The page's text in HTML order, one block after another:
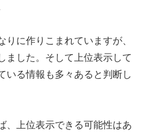
りに作りこまれていますが、
ました。そして上位表示して
いる情報も多々あると判断し
、上位表示できる可能性はあ